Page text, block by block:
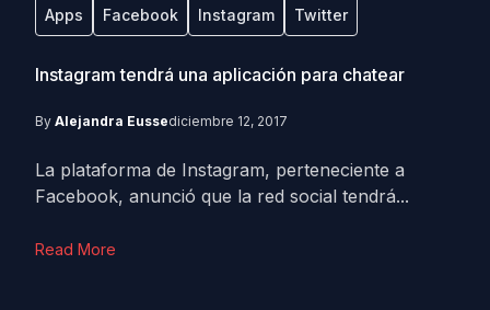
Apps Facebook Instagram Twitter
Instagram tendrá una aplicación para chatear
By Alejandra Eussediciembre 12, 2017
La plataforma de Instagram, perteneciente a
Facebook, anunció que la red social tendrá...
Read More